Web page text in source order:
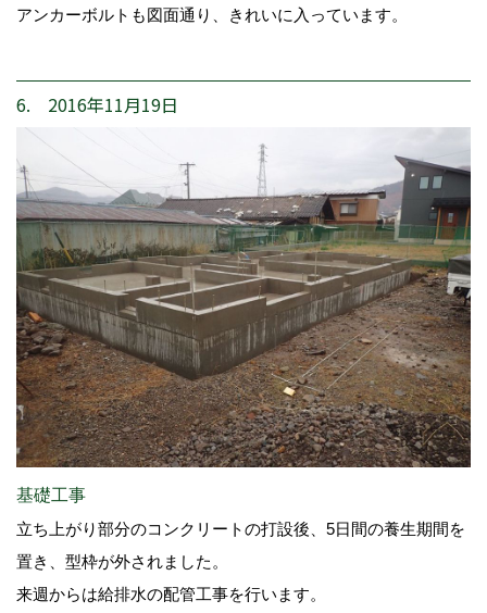
アンカーボルトも図面通り、きれいに入っています。
6. 2016年11月19日
基礎工事
立ち上がり部分のコンクリートの打設後、5日間の養生期間を
置き、型枠が外されました。
来週からは給排水の配管工事を行います。